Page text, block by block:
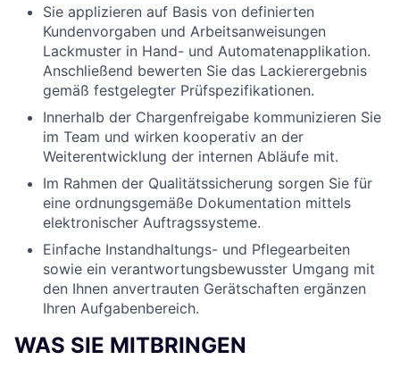
Sie applizieren auf Basis von definierten
Kundenvorgaben und Arbeitsanweisungen
Lackmuster in Hand- und Automatenapplikation.
Anschließend bewerten Sie das Lackierergebnis
gemäß festgelegter Prüfspezifikationen.
Innerhalb der Chargenfreigabe kommunizieren Sie
im Team und wirken kooperativ an der
Weiterentwicklung der internen Abläufe mit.
Im Rahmen der Qualitätssicherung sorgen Sie für
eine ordnungsgemäße Dokumentation mittels
elektronischer Auftragssysteme.
Einfache Instandhaltungs- und Pflegearbeiten
sowie ein verantwortungsbewusster Umgang mit
den Ihnen anvertrauten Gerätschaften ergänzen
Ihren Aufgabenbereich.
WAS SIE MITBRINGEN